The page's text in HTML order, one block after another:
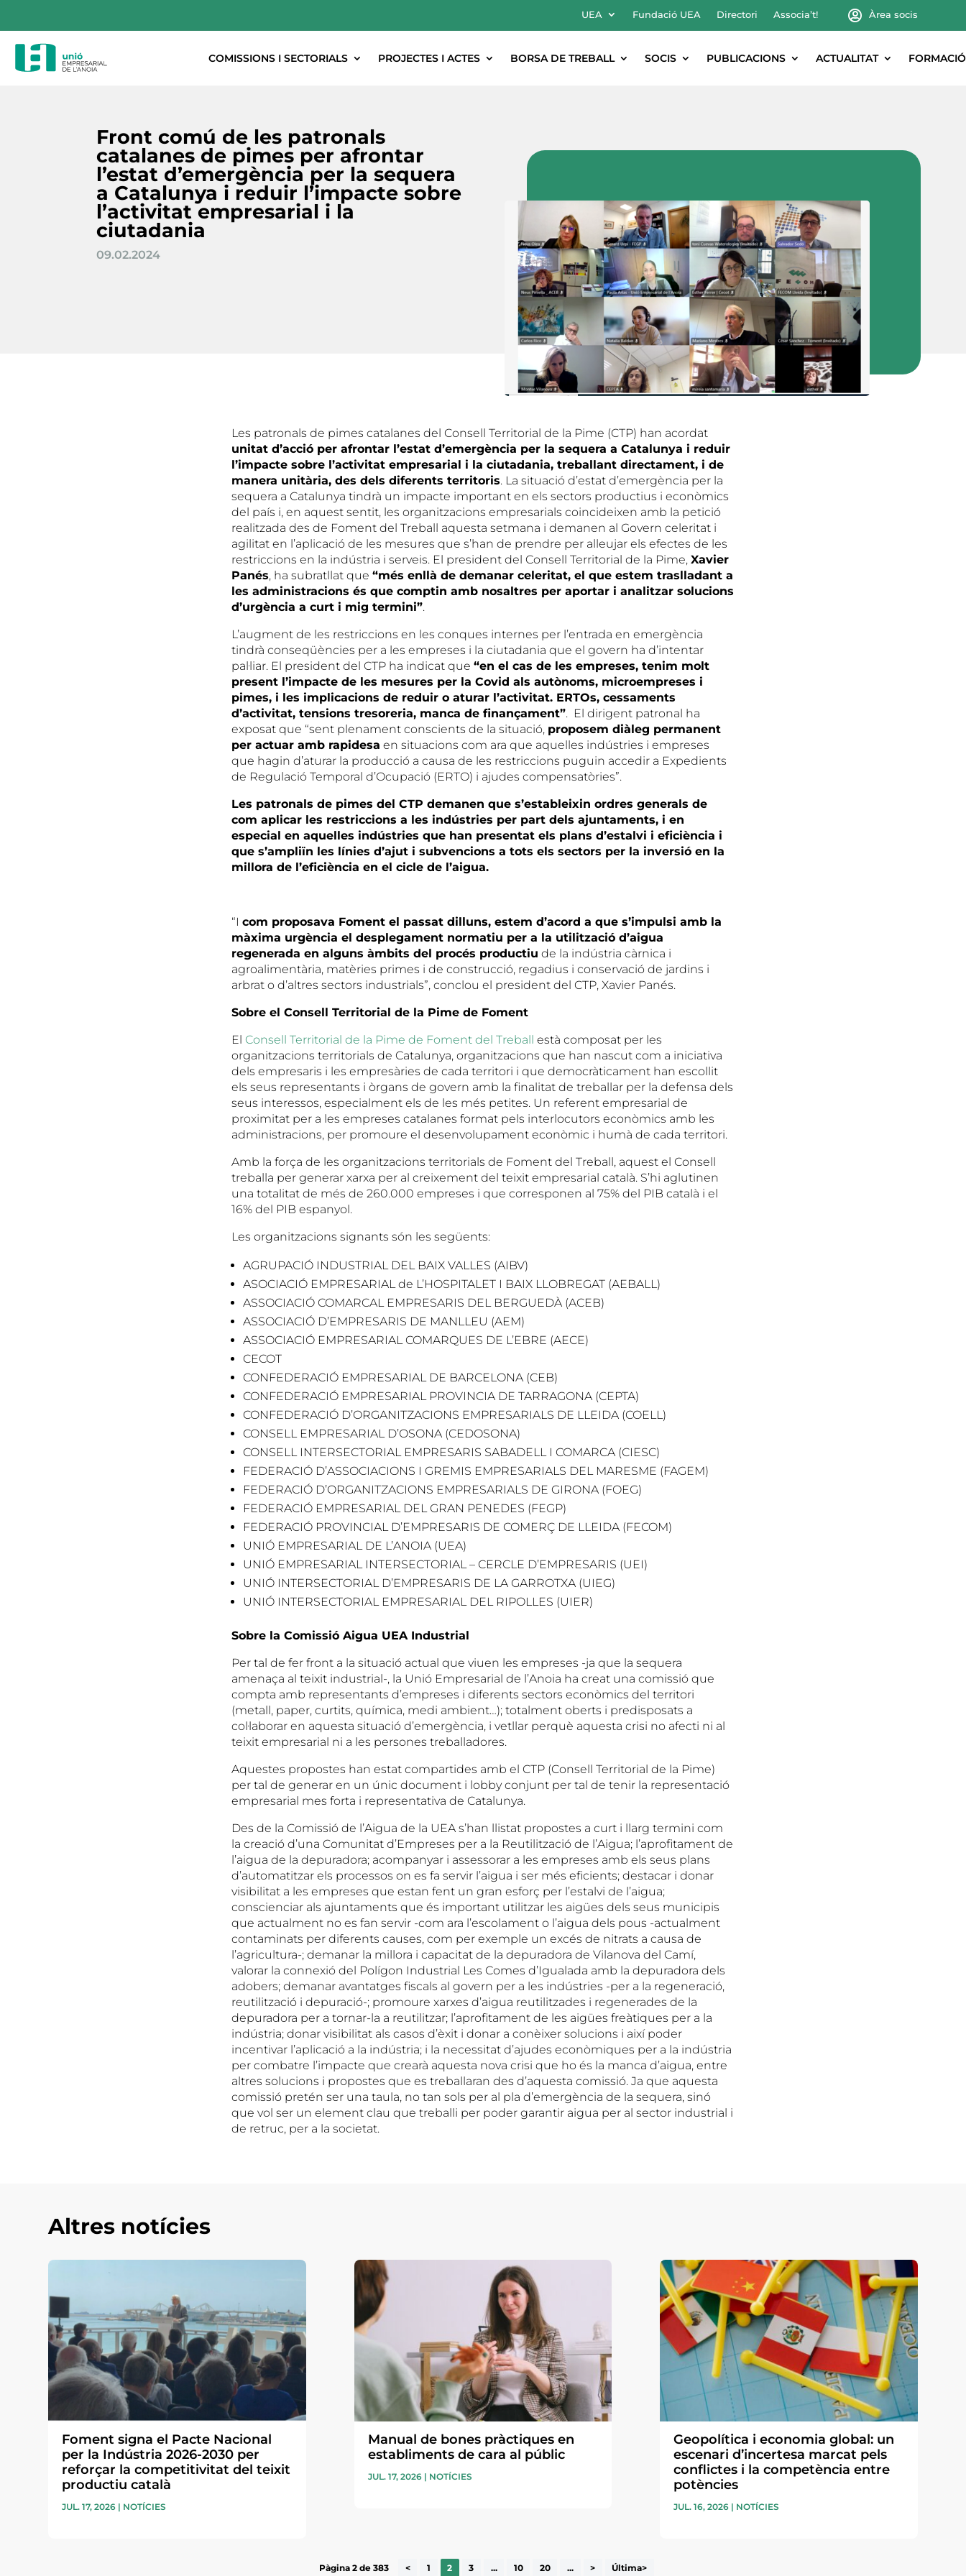
UEA Fundació UEA Directori Associa’t! Àrea socis
COMISSIONS I SECTORIALS PROJECTES I ACTES BORSA DE TREBALL SOCIS PUBLICACIONS ACTUALITAT FORMACIÓ
Front comú de les patronals
catalanes de pimes per afrontar
l’estat d’emergència per la sequera
a Catalunya i reduir l’impacte sobre
l’activitat empresarial i la
ciutadania
09.02.2024
Les patronals de pimes catalanes del Consell Territorial de la Pime (CTP) han acordat
unitat d’acció per afrontar l’estat d’emergència per la sequera a Catalunya i reduir
l’impacte sobre l’activitat empresarial i la ciutadania, treballant directament, i de
manera unitària, des dels diferents territoris. La situació d’estat d’emergència per la
sequera a Catalunya tindrà un impacte important en els sectors productius i econòmics
del país i, en aquest sentit, les organitzacions empresarials coincideixen amb la petició
realitzada des de Foment del Treball aquesta setmana i demanen al Govern celeritat i
agilitat en l’aplicació de les mesures que s’han de prendre per alleujar els efectes de les
restriccions en la indústria i serveis. El president del Consell Territorial de la Pime, Xavier
Panés, ha subratllat que “més enllà de demanar celeritat, el que estem traslladant a
les administracions és que comptin amb nosaltres per aportar i analitzar solucions
d’urgència a curt i mig termini”.
L’augment de les restriccions en les conques internes per l’entrada en emergència
tindrà conseqüències per a les empreses i la ciutadania que el govern ha d’intentar
pal·liar. El president del CTP ha indicat que “en el cas de les empreses, tenim molt
present l’impacte de les mesures per la Covid als autònoms, microempreses i
pimes, i les implicacions de reduir o aturar l’activitat. ERTOs, cessaments
d’activitat, tensions tresoreria, manca de finançament”. El dirigent patronal ha
exposat que “sent plenament conscients de la situació, proposem diàleg permanent
per actuar amb rapidesa en situacions com ara que aquelles indústries i empreses
que hagin d’aturar la producció a causa de les restriccions puguin accedir a Expedients
de Regulació Temporal d’Ocupació (ERTO) i ajudes compensatòries”.
Les patronals de pimes del CTP demanen que s’estableixin ordres generals de
com aplicar les restriccions a les indústries per part dels ajuntaments, i en
especial en aquelles indústries que han presentat els plans d’estalvi i eficiència i
que s’ampliïn les línies d’ajut i subvencions a tots els sectors per la inversió en la
millora de l’eficiència en el cicle de l’aigua.
“I com proposava Foment el passat dilluns, estem d’acord a que s’impulsi amb la
màxima urgència el desplegament normatiu per a la utilització d’aigua
regenerada en alguns àmbits del procés productiu de la indústria càrnica i
agroalimentària, matèries primes i de construcció, regadius i conservació de jardins i
arbrat o d’altres sectors industrials”, conclou el president del CTP, Xavier Panés.
Sobre el Consell Territorial de la Pime de Foment
El Consell Territorial de la Pime de Foment del Treball està composat per les
organitzacions territorials de Catalunya, organitzacions que han nascut com a iniciativa
dels empresaris i les empresàries de cada territori i que democràticament han escollit
els seus representants i òrgans de govern amb la finalitat de treballar per la defensa dels
seus interessos, especialment els de les més petites. Un referent empresarial de
proximitat per a les empreses catalanes format pels interlocutors econòmics amb les
administracions, per promoure el desenvolupament econòmic i humà de cada territori.
Amb la força de les organitzacions territorials de Foment del Treball, aquest el Consell
treballa per generar xarxa per al creixement del teixit empresarial català. S’hi aglutinen
una totalitat de més de 260.000 empreses i que corresponen al 75% del PIB català i el
16% del PIB espanyol.
Les organitzacions signants són les següents:
AGRUPACIÓ INDUSTRIAL DEL BAIX VALLES (AIBV)
ASOCIACIÓ EMPRESARIAL de L’HOSPITALET I BAIX LLOBREGAT (AEBALL)
ASSOCIACIÓ COMARCAL EMPRESARIS DEL BERGUEDÀ (ACEB)
ASSOCIACIÓ D’EMPRESARIS DE MANLLEU (AEM)
ASSOCIACIÓ EMPRESARIAL COMARQUES DE L’EBRE (AECE)
CECOT
CONFEDERACIÓ EMPRESARIAL DE BARCELONA (CEB)
CONFEDERACIÓ EMPRESARIAL PROVINCIA DE TARRAGONA (CEPTA)
CONFEDERACIÓ D’ORGANITZACIONS EMPRESARIALS DE LLEIDA (COELL)
CONSELL EMPRESARIAL D’OSONA (CEDOSONA)
CONSELL INTERSECTORIAL EMPRESARIS SABADELL I COMARCA (CIESC)
FEDERACIÓ D’ASSOCIACIONS I GREMIS EMPRESARIALS DEL MARESME (FAGEM)
FEDERACIÓ D’ORGANITZACIONS EMPRESARIALS DE GIRONA (FOEG)
FEDERACIÓ EMPRESARIAL DEL GRAN PENEDES (FEGP)
FEDERACIÓ PROVINCIAL D’EMPRESARIS DE COMERÇ DE LLEIDA (FECOM)
UNIÓ EMPRESARIAL DE L’ANOIA (UEA)
UNIÓ EMPRESARIAL INTERSECTORIAL – CERCLE D’EMPRESARIS (UEI)
UNIÓ INTERSECTORIAL D’EMPRESARIS DE LA GARROTXA (UIEG)
UNIÓ INTERSECTORIAL EMPRESARIAL DEL RIPOLLES (UIER)
Sobre la Comissió Aigua UEA Industrial
Per tal de fer front a la situació actual que viuen les empreses -ja que la sequera
amenaça al teixit industrial-, la Unió Empresarial de l’Anoia ha creat una comissió que
compta amb representants d’empreses i diferents sectors econòmics del territori
(metall, paper, curtits, química, medi ambient…); totalment oberts i predisposats a
col·laborar en aquesta situació d’emergència, i vetllar perquè aquesta crisi no afecti ni al
teixit empresarial ni a les persones treballadores.
Aquestes propostes han estat compartides amb el CTP (Consell Territorial de la Pime)
per tal de generar en un únic document i lobby conjunt per tal de tenir la representació
empresarial mes forta i representativa de Catalunya.
Des de la Comissió de l’Aigua de la UEA s’han llistat propostes a curt i llarg termini com
la creació d’una Comunitat d’Empreses per a la Reutilització de l’Aigua; l’aprofitament de
l’aigua de la depuradora; acompanyar i assessorar a les empreses amb els seus plans
d’automatitzar els processos on es fa servir l’aigua i ser més eficients; destacar i donar
visibilitat a les empreses que estan fent un gran esforç per l’estalvi de l’aigua;
conscienciar als ajuntaments que és important utilitzar les aigües dels seus municipis
que actualment no es fan servir -com ara l’escolament o l’aigua dels pous -actualment
contaminats per diferents causes, com per exemple un excés de nitrats a causa de
l’agricultura-; demanar la millora i capacitat de la depuradora de Vilanova del Camí,
valorar la connexió del Polígon Industrial Les Comes d’Igualada amb la depuradora dels
adobers; demanar avantatges fiscals al govern per a les indústries -per a la regeneració,
reutilització i depuració-; promoure xarxes d’aigua reutilitzades i regenerades de la
depuradora per a tornar-la a reutilitzar; l’aprofitament de les aigües freàtiques per a la
indústria; donar visibilitat als casos d’èxit i donar a conèixer solucions i així poder
incentivar l’aplicació a la indústria; i la necessitat d’ajudes econòmiques per a la indústria
per combatre l’impacte que crearà aquesta nova crisi que ho és la manca d’aigua, entre
altres solucions i propostes que es treballaran des d’aquesta comissió. Ja que aquesta
comissió pretén ser una taula, no tan sols per al pla d’emergència de la sequera, sinó
que vol ser un element clau que treballi per poder garantir aigua per al sector industrial i
de retruc, per a la societat.
Altres notícies
Foment signa el Pacte Nacional
per la Indústria 2026-2030 per
reforçar la competitivitat del teixit
productiu català
JUL. 17, 2026 | NOTÍCIES
Manual de bones pràctiques en
establiments de cara al públic
JUL. 17, 2026| NOTÍCIES
Geopolítica i economia global: un
escenari d’incertesa marcat pels
conflictes i la competència entre
potències
JUL. 16, 2026| NOTÍCIES
Pàgina 2 de 383 < 1 2 3 ... 10 20 ... > Última>